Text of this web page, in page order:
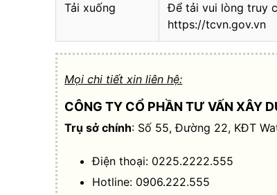
Tải xuống
Để tải vui lòng truy
https://tcvn.gov.vn
Mọi chi tiết xin liên hệ:
CÔNG TY CỔ PHẦN TƯ VẤN XÂY
Trụ sở chính: Số 55, Đường 22, KĐT
Điện thoại: 0225.2222.555
Hotline: 0906.222.555